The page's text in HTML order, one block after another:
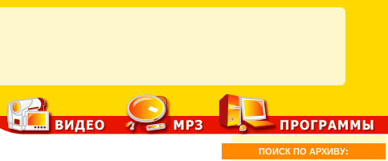
ПОИСК ПО АРХИВУ: